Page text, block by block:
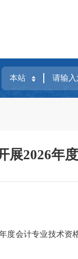
展2026年
度会计专业技术资